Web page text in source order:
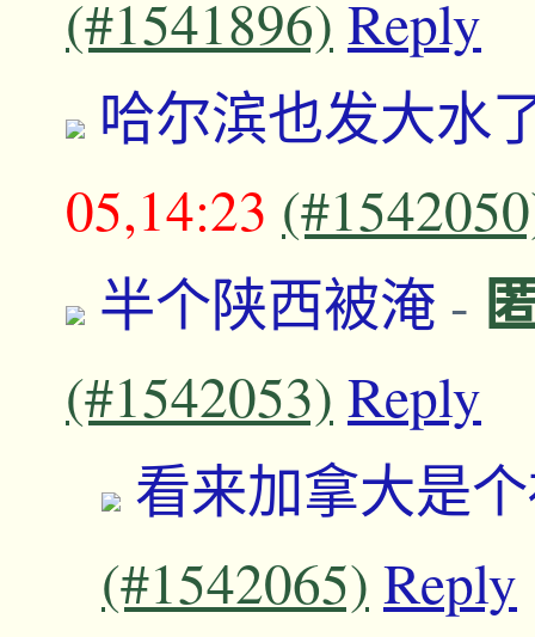
(#1541896) Reply
哈尔滨也发大水
05,14:23
半个陕西被淹 -
(#1542053) Reply
看来加拿大是
(#1542065) Reply